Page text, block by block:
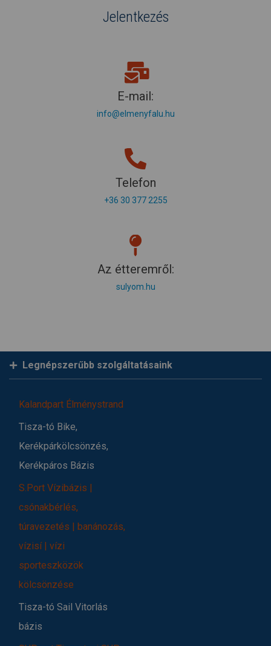
Jelentkezés
E-mail:
info@elmenyfalu.hu
Telefon
+36 30 377 2255
Az étteremről:
sulyom.hu
Legnépszerűbb szolgáltatásaink
Kalandpart Élménystrand
Tisza-tó Bike,
Kerékpárkölcsönzés,
Kerékpáros Bázis
S.Port Vízibázis |
csónakbérlés,
túravezetés | banánozás,
vízisí | vízi
sporteszközök
kölcsönzése
Tisza-tó Sail Vitorlás
bázis